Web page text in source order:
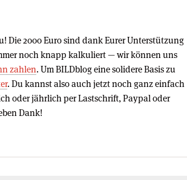
Die 2000 Euro sind dank Eurer Unterstützung
noch knapp kalkuliert — wir können uns
zahlen. Um BILDblog eine solidere Basis zu
. Du kannst also auch jetzt noch ganz einfach
oder jährlich per Lastschrift, Paypal oder
Dank!